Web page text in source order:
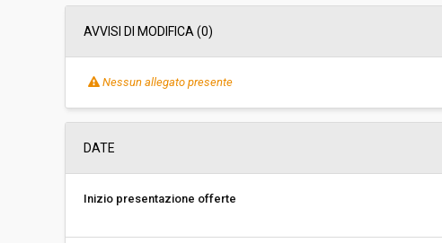
AVVISI DI MODIFICA (0)
Nessun allegato presente
DATE
Inizio presentazione offerte